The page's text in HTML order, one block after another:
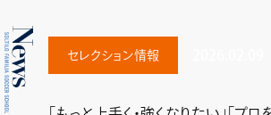
セレクション情報